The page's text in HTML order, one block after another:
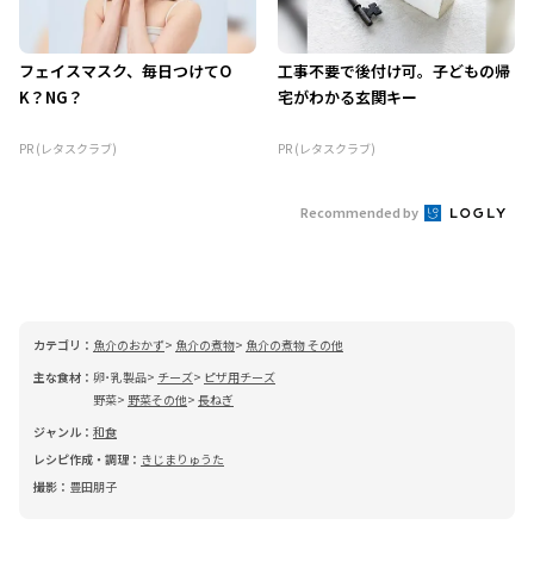
フェイスマスク、毎日つけてO
K？NG？
PR (レタスクラブ)
工事不要で後付け可。子どもの帰
宅がわかる玄関キー
PR (レタスクラブ)
Recommended by
カテゴリ： 魚介のおかず 魚介の煮物
魚介の煮物 その他
主な食材： 卵･乳製品 チーズ
ピザ用チーズ
野菜
野菜その他 長ねぎ
ジャンル： 和食
レシピ作成・調理： きじまりゅうた
撮影： 豊田朋子